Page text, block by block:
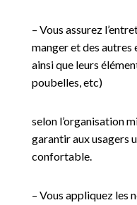
– Vous assurez
manger et des
ainsi que leurs
poubelles, etc)
selon l’organisation
garantir aux usagers
confortable.
– Vous appliquez les